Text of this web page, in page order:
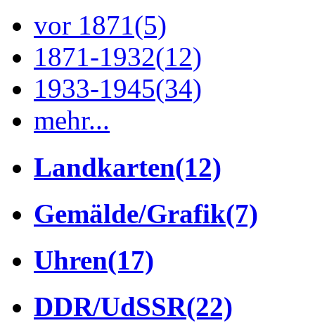
vor 1871(5)
1871-1932(12)
1933-1945(34)
mehr...
Landkarten(12)
Gemälde/Grafik(7)
Uhren(17)
DDR/UdSSR(22)